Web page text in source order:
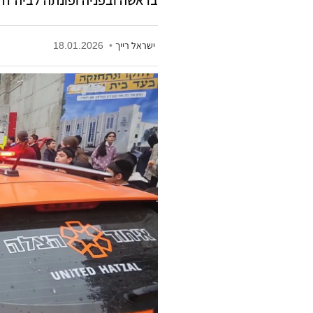
ישראל רייך •
18.01.2026